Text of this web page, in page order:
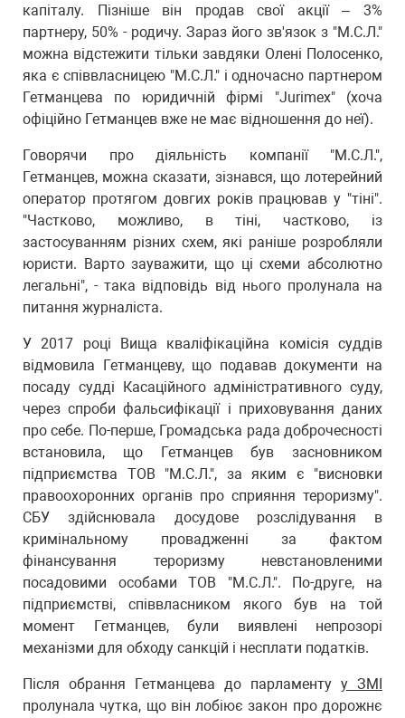
капіталу. Пізніше він продав свої акції – 3%
партнеру, 50% - родичу. Зараз його зв'язок з "М.С.Л."
можна відстежити тільки завдяки Олені Полосенко,
яка є співвласницею "М.С.Л." і одночасно партнером
Гетманцева по юридичній фірмі "Jurimex" (хоча
офіційно Гетманцев вже не має відношення до неї).
Говорячи про діяльність компанії "М.С.Л.",
Гетманцев, можна сказати, зізнався, що лотерейний
оператор протягом довгих років працював у "тіні".
"Частково, можливо, в тіні, частково, із
застосуванням різних схем, які раніше розробляли
юристи. Варто зауважити, що ці схеми абсолютно
легальні", - така відповідь від нього пролунала на
питання журналіста.
У 2017 році Вища кваліфікаційна комісія суддів
відмовила Гетманцеву, що подавав документи на
посаду судді Касаційного адміністративного суду,
через спроби фальсифікації і приховування даних
про себе. По-перше, Громадська рада доброчесності
встановила, що Гетманцев був засновником
підприємства ТОВ "M.C.Л.", за яким є "висновки
правоохоронних органів про сприяння тероризму".
СБУ здійснювала досудове розслідування в
кримінальному провадженні за фактом
фінансування тероризму невстановленими
посадовими особами ТОВ "M.C.Л.". По-друге, на
підприємстві, співвласником якого був на той
момент Гетманцев, були виявлені непрозорі
механізми для обходу санкцій і несплати податків.
Після обрання Гетманцева до парламенту у ЗМІ
пролунала чутка, що він лобіює закон про дорожнє